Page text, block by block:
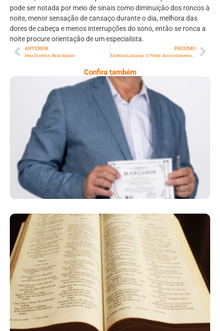
pode ser notada por meio de sinais como diminuição dos roncos à
noite, menor sensação de cansaço durante o dia, melhora das
dores de cabeça e menos interrupções do sono, então se ronca a
noite procure orientação de um especialista.
ANTERIOR
Seus Direitos: Bom humor
PRÓXIMO
Estética1Luxuosa: O Poder dos tratamentos estéticos com resultados progressivos
Confira também
Conectando Histórias:Clóvis Pedro:
Propósito Profissão E Legado
A Bíblia Como Ela É: A Queda De Israel –
Quando A Rebeldia Abre Caminho Para A
Destruição